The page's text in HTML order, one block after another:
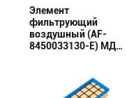
Элемент
фильтрующий
воздушный (AF-
8450033130-E) МД